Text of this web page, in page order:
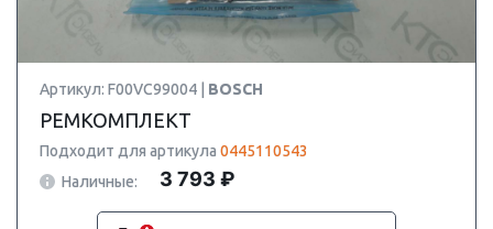
Артикул: F00VC99004 | BOSCH
РЕМКОМПЛЕКТ
Подходит для артикула 0445110543
Наличные:
3 793 ₽